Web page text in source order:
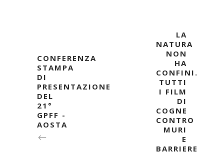
CONFERENZA
STAMPA
DI
PRESENTAZIONE
DEL
21°
GPFF -
AOSTA
LA
NATURA
NON
HA
CONFINI.
TUTTI
I FILM
DI
COGNE
CONTRO
MURI
E
BARRIERE